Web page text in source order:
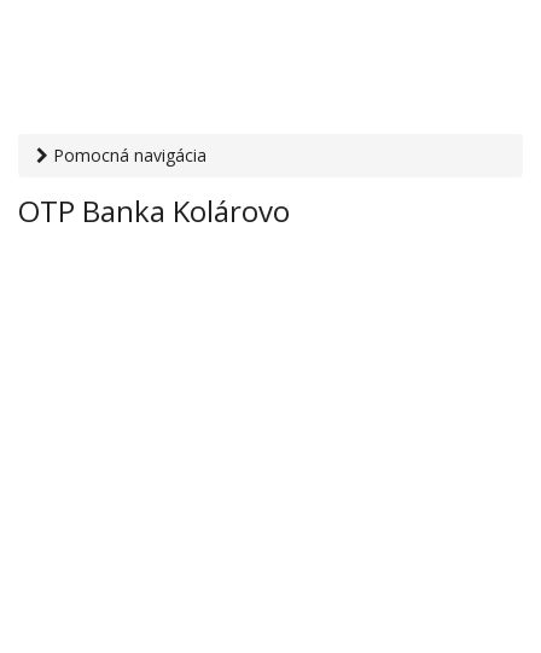
Pomocná navigácia
Banka Kolárovo
OTP Banka Kolárovo